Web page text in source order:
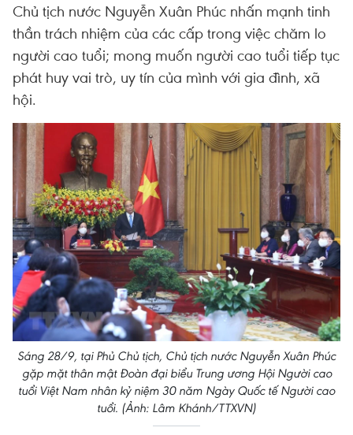
Chủ tịch nước Nguyễn Xuân Phúc nhấn mạnh tinh
thần trách nhiệm của các cấp trong việc chăm lo
người cao tuổi; mong muốn người cao tuổi tiếp tục
phát huy vai trò, uy tín của mình với gia đình, xã
hội.
Sáng 28/9, tại Phủ Chủ tịch, Chủ tịch nước Nguyễn Xuân Phúc
gặp mặt thân mật Đoàn đại biểu Trung ương Hội Người cao
tuổi Việt Nam nhân kỷ niệm 30 năm Ngày Quốc tế Người cao
tuổi. (Ảnh: Lâm Khánh/TTXVN)